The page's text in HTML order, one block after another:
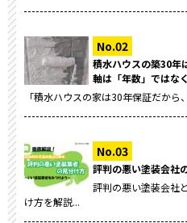
積水ハウスの築30年
軸は「年数」ではな
「積水ハウスの家は30年保証だから
評判の悪い塗装会社
評判の悪い塗装会社
け方を解説...